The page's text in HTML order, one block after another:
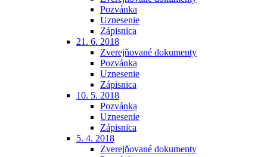
Pozvánka
Uznesenie
Zápisnica
21. 6. 2018
Zverejňované dokumenty
Pozvánka
Uznesenie
Zápisnica
10. 5. 2018
Pozvánka
Uznesenie
Zápisnica
5. 4. 2018
Zverejňované dokumenty